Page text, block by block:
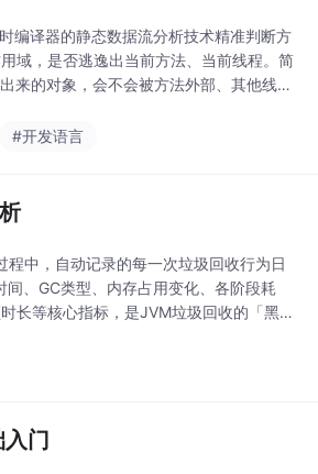
编译器的静态数据流分析技术精准判断方
域，是否逃逸出当前方法、当前线程。简
来的对象，会不会被方法外部、其他线程
上分配、标量替换）逃逸对象：被外部
#开发语言
程中，自动记录的每一次垃圾回收行为日
间、GC类型、内存占用变化、各阶段耗
长等核心指标，是JVM垃圾回收的「黑匣
，精准反映JVM内存运行健康度。GCEas
门